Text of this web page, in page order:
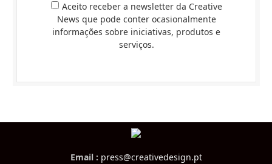
Aceito receber a newsletter da Creative
News que pode conter ocasionalmente
informações sobre iniciativas, produtos e
serviços.
Email : press@creativedesign.pt